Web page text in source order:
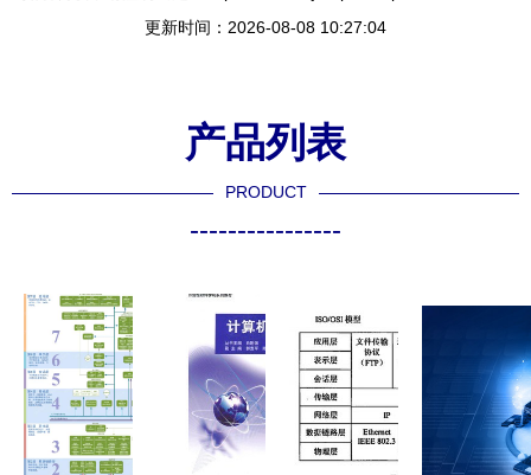
更新时间：2026-08-08 10:27:04
产品列表
PRODUCT
----------------